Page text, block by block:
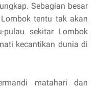
Sebagian besar
tentu tak akan
pulau sekitar Lombok
kecantikan dunia di
matahari dan